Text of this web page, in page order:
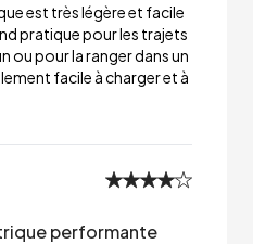
est très légère et facile
pratique pour les trajets
ou pour la ranger dans un
facile à charger et à
performante